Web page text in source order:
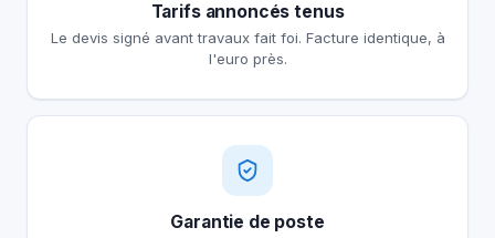
Tarifs annoncés tenus
Le devis signé avant travaux fait foi. Facture identique, à
l'euro près.
Garantie de poste